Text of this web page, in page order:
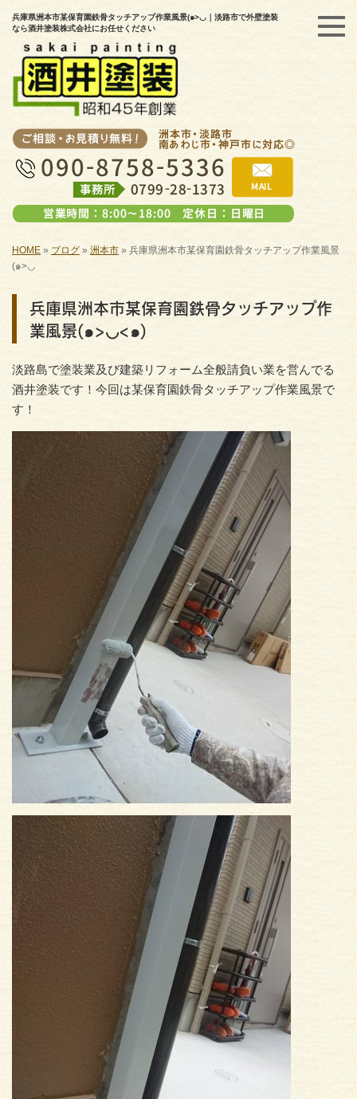
兵庫県洲本市某保育園鉄骨タッチアップ作業風景(๑>◡｜淡路市で外壁塗装
なら酒井塗装株式会社にお任せください
HOME » ブログ» 洲本市 » 兵庫県洲本市某保育園鉄骨タッチアップ作業風景
(๑>◡
兵庫県洲本市某保育園鉄骨タッチアップ作
業風景(๑>◡<๑)
淡路島で塗装業及び建築リフォーム全般請負い業を営んでる
酒井塗装です！今回は某保育園鉄骨タッチアップ作業風景で
す！